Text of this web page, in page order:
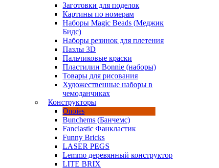
Заготовки для поделок
Картины по номерам
Наборы Magic Beads (Меджик
Бидс)
Наборы резинок для плетения
Пазлы 3D
Пальчиковые краски
Пластилин Bonnie (наборы)
Товары для рисования
Художественные наборы в
чемоданчиках
Конструкторы
Onoies
Bunchems (Банчемс)
Fanclastic Фанкластик
Funny Bricks
LASER PEGS
Lemmo деревянный конструктор
LITE BRIX